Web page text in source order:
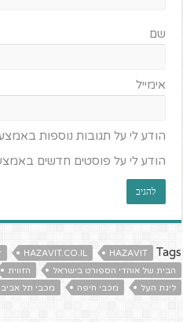
שם
אימייל
הודע לי על תגובות נוספות
הודע לי על פוסטים חדשים
Tags
HAZAVIT
HAZAVIT.CO.IL
הבית של אוהדי הספורט בישראל
הזווית
ליגת העל
מכבי חיפה מכבי תל אביב